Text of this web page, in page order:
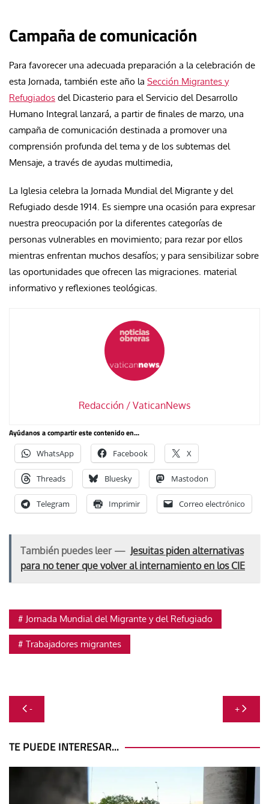
Campaña de comunicación
Para favorecer una adecuada preparación a la celebración de
esta Jornada, también este año la Sección Migrantes y
Refugiados del Dicasterio para el Servicio del Desarrollo
Humano Integral lanzará, a partir de finales de marzo, una
campaña de comunicación destinada a promover una
comprensión profunda del tema y de los subtemas del
Mensaje, a través de ayudas multimedia,
La Iglesia celebra la Jornada Mundial del Migrante y del
Refugiado desde 1914. Es siempre una ocasión para expresar
nuestra preocupación por la diferentes categorías de
personas vulnerables en movimiento; para rezar por ellos
mientras enfrentan muchos desafíos; y para sensibilizar sobre
las oportunidades que ofrecen las migraciones. material
informativo y reflexiones teológicas.
Redacción / VaticanNews
Ayúdanos a compartir este contenido en...
WhatsApp Facebook X
Threads Bluesky Mastodon
Telegram Imprimir Correo electrónico
También puedes leer — Jesuitas piden alternativas
para no tener que volver al internamiento en los CIE
Jornada Mundial del Migrante y del Refugiado
Trabajadores migrantes
Navegación
de
entradas
- +
TE PUEDE INTERESAR...